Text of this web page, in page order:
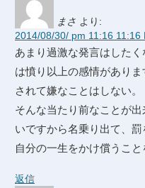
まさ より:
2014/08/30/ pm 11:16 11:16
あまり過激な発言はした
は憤り以上の感情がありま
されて嫌なことはしない。
そんな当たり前なことが
いですから名乗り出て、罰
自分の一生をかけ償うこと
返信